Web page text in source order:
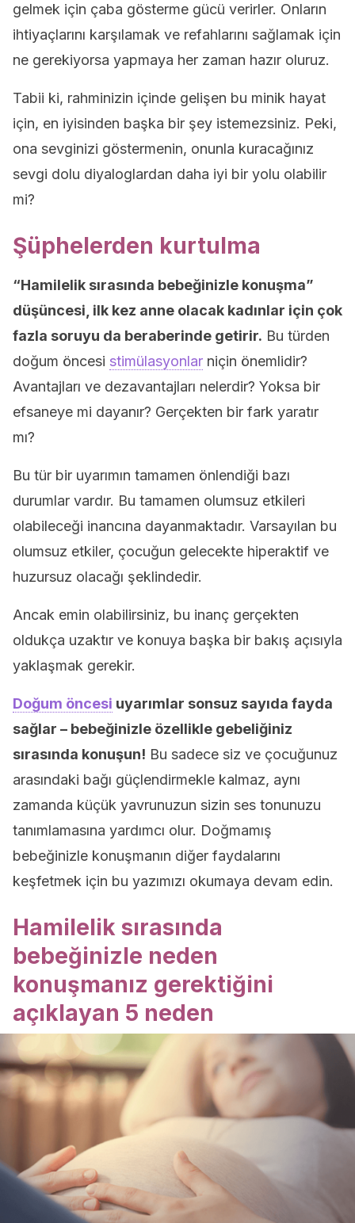
gelmek için çaba gösterme gücü verirler. Onların
ihtiyaçlarını karşılamak ve refahlarını sağlamak için
ne gerekiyorsa yapmaya her zaman hazır oluruz.
Tabii ki, rahminizin içinde gelişen bu minik hayat
için, en iyisinden başka bir şey istemezsiniz. Peki,
ona sevginizi göstermenin, onunla kuracağınız
sevgi dolu diyaloglardan daha iyi bir yolu olabilir
mi?
Şüphelerden kurtulma
“Hamilelik sırasında bebeğinizle konuşma”
düşüncesi, ilk kez anne olacak kadınlar için çok
fazla soruyu da beraberinde getirir. Bu türden
doğum öncesi stimülasyonlar niçin önemlidir?
Avantajları ve dezavantajları nelerdir? Yoksa bir
efsaneye mi dayanır? Gerçekten bir fark yaratır
mı?
Bu tür bir uyarımın tamamen önlendiği bazı
durumlar vardır. Bu tamamen olumsuz etkileri
olabileceği inancına dayanmaktadır. Varsayılan bu
olumsuz etkiler, çocuğun gelecekte hiperaktif ve
huzursuz olacağı şeklindedir.
Ancak emin olabilirsiniz, bu inanç gerçekten
oldukça uzaktır ve konuya başka bir bakış açısıyla
yaklaşmak gerekir.
Doğum öncesi uyarımlar sonsuz sayıda fayda
sağlar – bebeğinizle özellikle gebeliğiniz
sırasında konuşun! Bu sadece siz ve çocuğunuz
arasındaki bağı güçlendirmekle kalmaz, aynı
zamanda küçük yavrunuzun sizin ses tonunuzu
tanımlamasına yardımcı olur. Doğmamış
bebeğinizle konuşmanın diğer faydalarını
keşfetmek için bu yazımızı okumaya devam edin.
Hamilelik sırasında
bebeğinizle neden
konuşmanız gerektiğini
açıklayan 5 neden